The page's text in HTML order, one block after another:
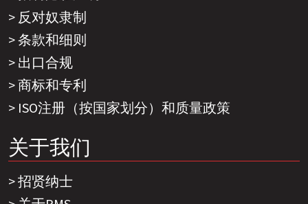
反对奴隶制
条款和细则
出口合规
商标和专利
ISO注册（按国家划分）和质量政策
关于我们
招贤纳士